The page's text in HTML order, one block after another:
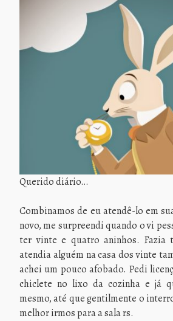
Querido diário…
Combinamos de eu atendê-lo em
novo, me surpreendi quando o vi
ter vinte e quatro aninhos. Fazia
atendia alguém na casa dos vinte
achei um pouco afobado. Pedi
chiclete no lixo da cozinha e já
mesmo, até que gentilmente o
melhor irmos para a sala rs.